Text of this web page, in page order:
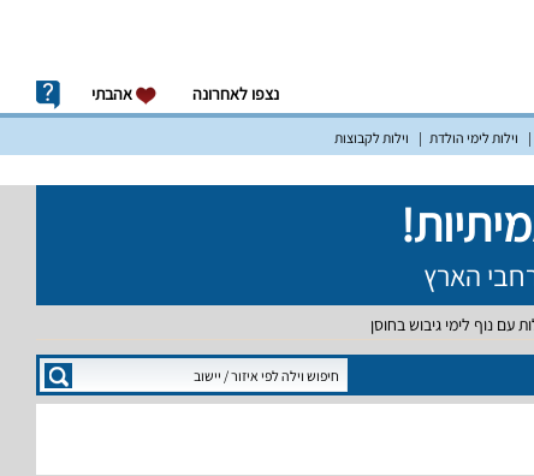
נצפו לאחרונה אהבתי
וילות לימי הולדת וילות לקבוצות
עם נוף לימי גיבוש בחוסן